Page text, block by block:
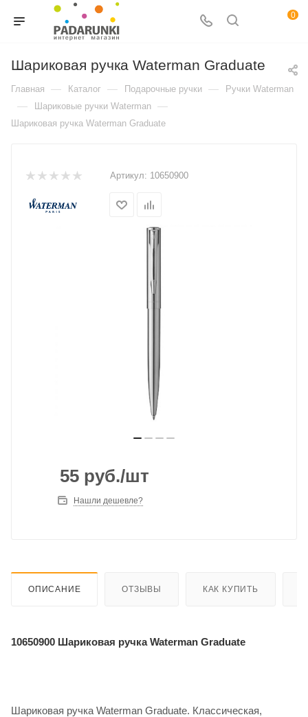
0
Шариковая ручка Waterman Graduate
Главная — Каталог — Подарочные ручки — Ручки Waterman
— Шариковые ручки Waterman —
Шариковая ручка Waterman Graduate
Артикул: 10650900
55 руб./шт
Нашли дешевле?
ОПИСАНИЕ ОТЗЫВЫ КАК КУПИТЬ
10650900 Шариковая ручка Waterman Graduate
Шариковая ручка Waterman Graduate. Классическая,